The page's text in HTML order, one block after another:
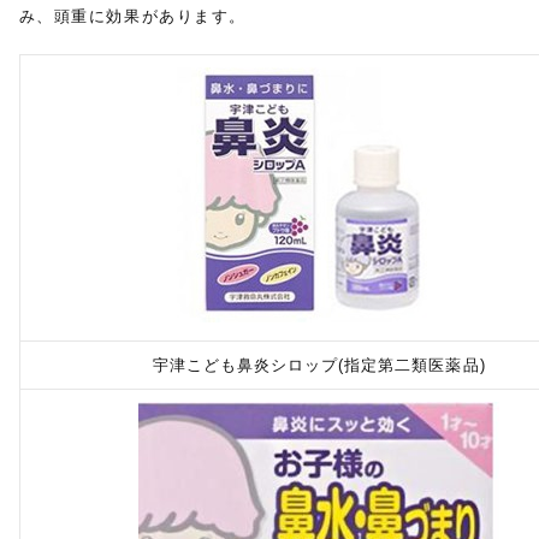
み、頭重に効果があります。
宇津こども鼻炎シロップ(指定第二類医薬品)